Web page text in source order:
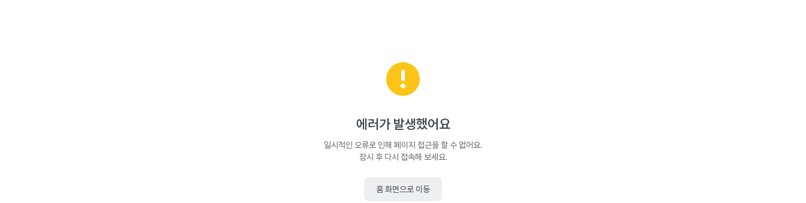
에러가 발생했어요
일시적인 오류로 인해 페이지 접근을 할 수 없어요.
잠시 후 다시 접속해 보세요.
홈 화면으로 이동